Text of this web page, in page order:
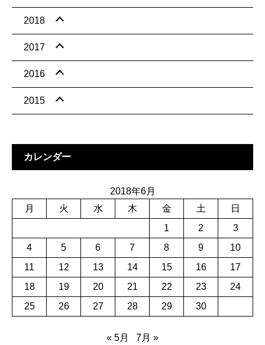
2018
2017
2016
2015
カレンダー
2018年6月
月
火 水 木 金 土
日
1
2
3
4
5 6 7 8 9
10
11
12 13 14 15 16
17
18
19 20 21 22 23
24
25
26 27 28 29 30
« 5月 7月 »